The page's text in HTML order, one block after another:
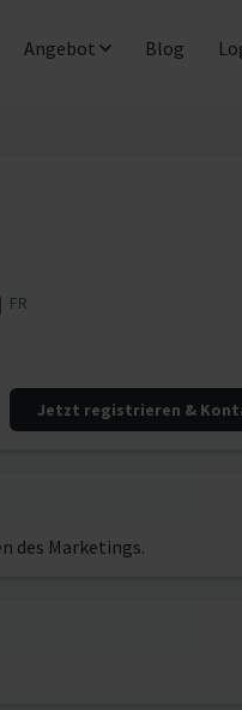
Angebot Blog
| FR
Jetzt registrieren &
des Marketings.